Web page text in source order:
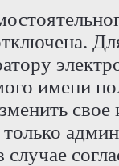
имени